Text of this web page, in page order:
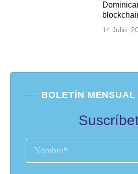
14 Julio,
BOLETÍN MENSUAL